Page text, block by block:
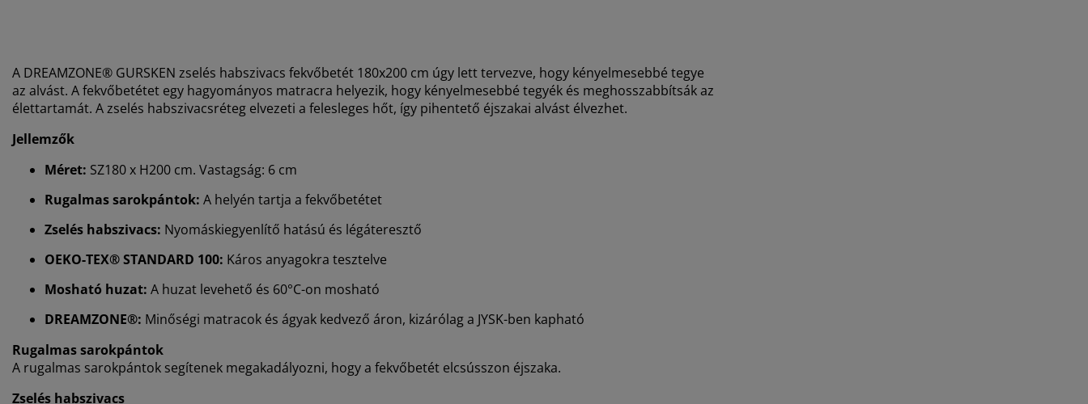
A DREAMZONE® GURSKEN zselés habszivacs fekvőbetét 180x200 cm úgy lett tervezve, hogy kényelmesebbé tegye
az alvást. A fekvőbetétet egy hagyományos matracra helyezik, hogy kényelmesebbé tegyék és meghosszabbítsák az
élettartamát. A zselés habszivacsréteg elvezeti a felesleges hőt, így pihentető éjszakai alvást élvezhet.
Jellemzők
Méret: SZ180 x H200 cm. Vastagság: 6 cm
Rugalmas sarokpántok: A helyén tartja a fekvőbetétet
Zselés habszivacs: Nyomáskiegyenlítő hatású és légáteresztő
OEKO-TEX® STANDARD 100: Káros anyagokra tesztelve
Mosható huzat: A huzat levehető és 60°C-on mosható
DREAMZONE®: Minőségi matracok és ágyak kedvező áron, kizárólag a JYSK-ben kapható
Rugalmas sarokpántok
A rugalmas sarokpántok segítenek megakadályozni, hogy a fekvőbetét elcsússzon éjszaka.
Zselés habszivacs